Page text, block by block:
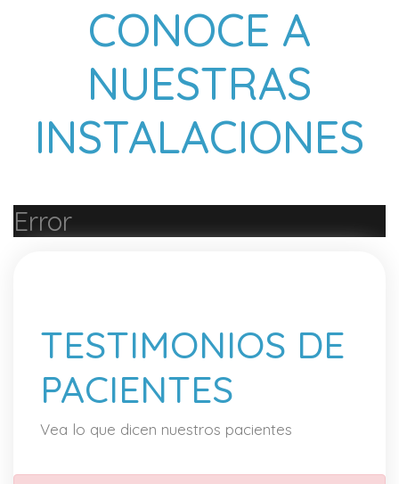
CONOCE A
NUESTRAS
INSTALACIONES
Error
TESTIMONIOS DE
PACIENTES
Vea lo que dicen nuestros pacientes